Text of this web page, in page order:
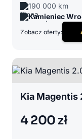
190 000 km
Kamieniec
Zobacz oferty:
Kia Magentis
4 200 zł